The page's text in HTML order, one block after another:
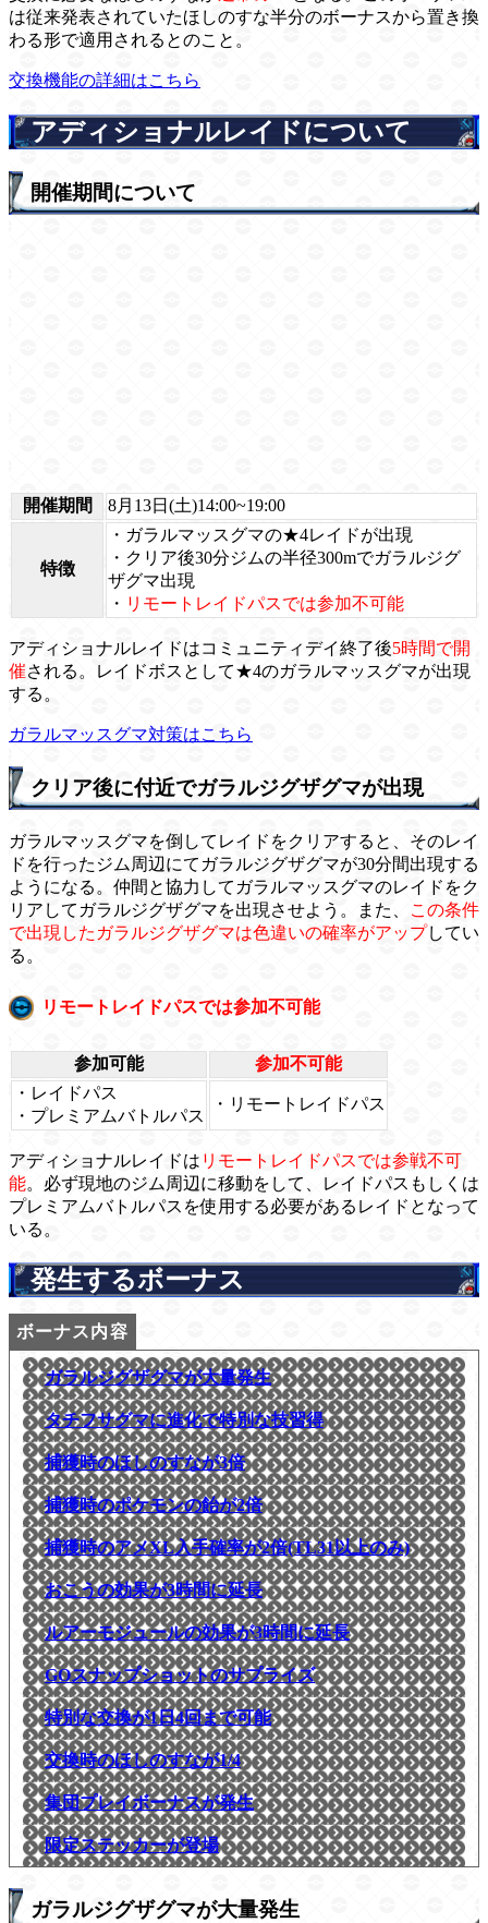
は従来発表されていたほしのすな半分のボーナスから置き換
わる形で適用されるとのこと。
交換機能の詳細はこちら
アディショナルレイドについて
開催期間について
開催期間 8月13日(土)14:00~19:00
特徴
・ガラルマッスグマの★4レイドが出現
・クリア後30分ジムの半径300mでガラルジグ
ザグマ出現
・ リモートレイドパスでは参加不可能
アディショナルレイドはコミュニティデイ終了後5時間で開
催される。レイドボスとして★4のガラルマッスグマが出現
する。
ガラルマッスグマ対策はこちら
クリア後に付近でガラルジグザグマが出現
ガラルマッスグマを倒してレイドをクリアすると、そのレイ
ドを行ったジム周辺にてガラルジグザグマが30分間出現する
ようになる。仲間と協力してガラルマッスグマのレイドをク
リアしてガラルジグザグマを出現させよう。また、
この条件
で出現したガラルジグザグマは色違いの確率がアップしてい
る。
リモートレイドパスでは参加不可能
参加可能
参加不可能
・レイドパス
・プレミアムバトルパス
・リモートレイドパス
アディショナルレイドは リモートレイドパスでは参戦不可
能。必ず現地のジム周辺に移動をして、レイドパスもしくは
プレミアムバトルパスを使用する必要があるレイドとなって
いる。
発生するボーナス
ガラルジグザグマが大量発生
タチフサグマに進化で特別な技習得
捕獲時のほしのすなが3倍
捕獲時のポケモンの飴が2倍
捕獲時のアメXL入手確率が2倍(TL31以上のみ)
おこうの効果が3時間に延長
ルアーモジュールの効果が3時間に延長
GOスナップショットのサプライズ
特別な交換が1日4回まで可能
交換時のほしのすなが1/4
集団プレイボーナスが発生
限定ステッカーが登場
ガラルジグザグマが大量発生